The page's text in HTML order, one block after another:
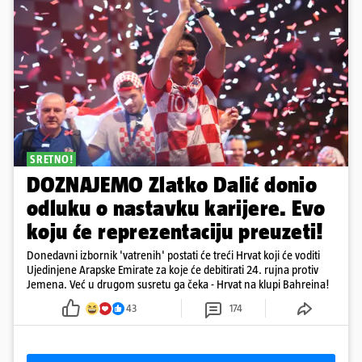
SRETNO!
DOZNAJEMO Zlatko Dalić donio
odluku o nastavku karijere. Evo
koju će reprezentaciju preuzeti!
Donedavni izbornik 'vatrenih' postati će treći Hrvat koji će voditi
Ujedinjene Arapske Emirate za koje će debitirati 24. rujna protiv
Jemena. Već u drugom susretu ga čeka - Hrvat na klupi Bahreina!
43 174